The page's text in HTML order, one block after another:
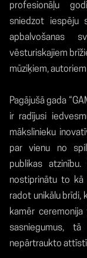
profesionāļu
sniedzot iespēju
apbalvošanas
vēsturiskajiem
mūziķiem,
Pagājušā gada
ir radījusi
mākslinieku
par vienu no
publikas
nostiprinātu to kā
radot unikālu brīdi,
kamēr
sasniegumus,
nepārtraukto